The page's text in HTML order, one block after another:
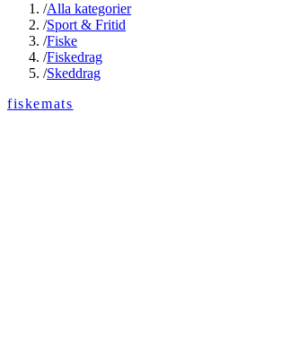
/Alla kategorier
/Sport & Fritid
/Fiske
/Fiskedrag
/Skeddrag
fiskemats